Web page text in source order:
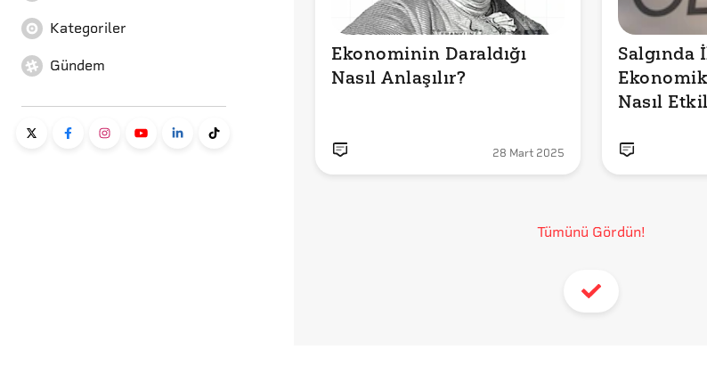
Kategoriler
Gündem
Ekonominin Daraldığı
Nasıl Anlaşılır?
28 Mart 2025
Salgında
Nasıl
Tümünü Gördün!